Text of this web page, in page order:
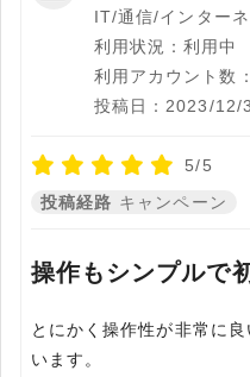
IT/通信/インター
利用状況：利用中
利用アカウント数
投稿日：2023/12/
5/5
投稿経路 キャンペーン
操作もシンプルで
とにかく操作性が非常に
います。